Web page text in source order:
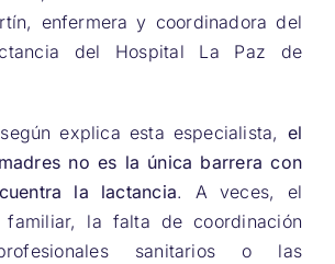
enfermera y coordinadora del
del Hospital La Paz de
explica esta especialista, el
no es la única barrera con
la lactancia. A veces, el
familiar, la falta de coordinación
sanitarios o las